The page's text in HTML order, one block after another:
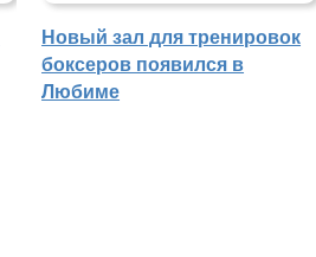
Новый зал для тренировок
боксеров появился в
Любиме